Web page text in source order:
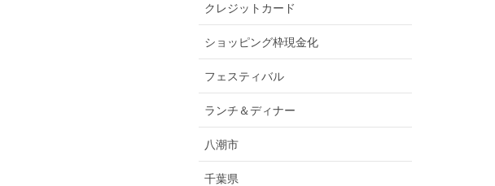
クレジットカード
ショッピング枠現金化
フェスティバル
ランチ＆ディナー
八潮市
千葉県